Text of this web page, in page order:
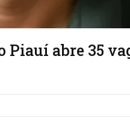
Piauí abre 35